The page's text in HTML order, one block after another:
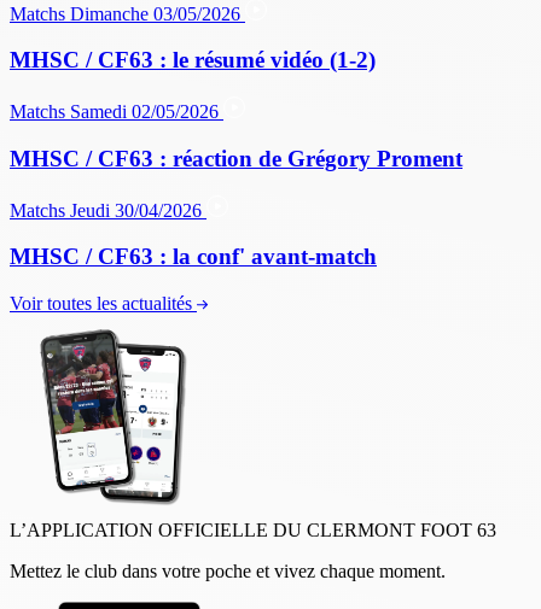
Matchs Dimanche 03/05/2026
MHSC / CF63 : le résumé vidéo (1-2)
Matchs Samedi 02/05/2026
MHSC / CF63 : réaction de Grégory Proment
Matchs Jeudi 30/04/2026
MHSC / CF63 : la conf' avant-match
Voir toutes les actualités
L’APPLICATION OFFICIELLE DU CLERMONT FOOT 63
Mettez le club dans votre poche et vivez chaque moment.